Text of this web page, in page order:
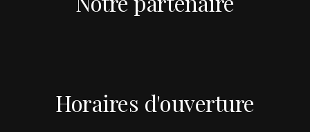
Horaires d'ouverture